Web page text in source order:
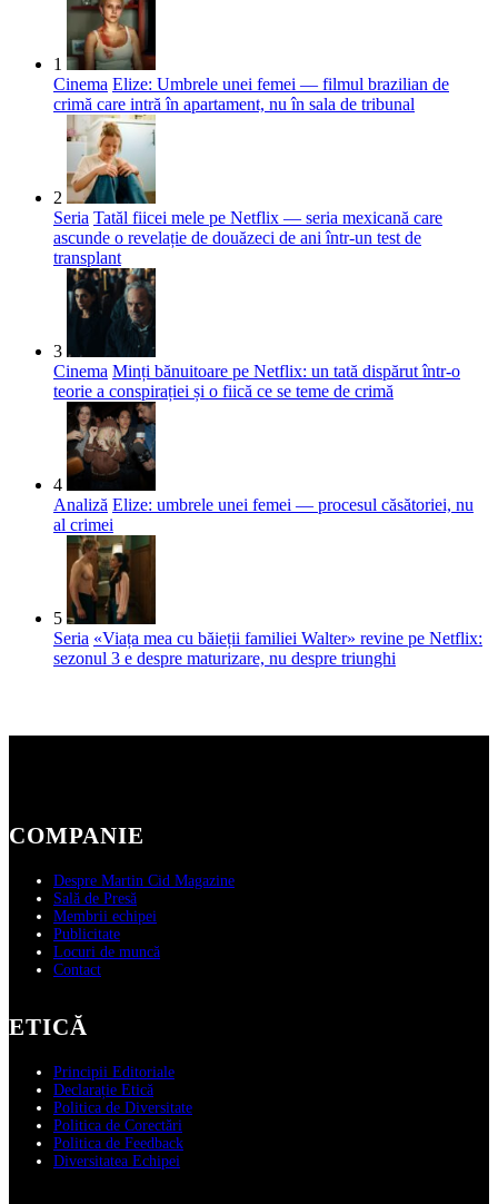
1
Cinema Elize: Umbrele unei femei — filmul brazilian de
crimă care intră în apartament, nu în sala de tribunal
2
Seria Tatăl fiicei mele pe Netflix — seria mexicană care
ascunde o revelație de douăzeci de ani într-un test de
transplant
3
Cinema Minți bănuitoare pe Netflix: un tată dispărut într-o
teorie a conspirației și o fiică ce se teme de crimă
4
Analiză Elize: umbrele unei femei — procesul căsătoriei, nu
al crimei
5
Seria «Viața mea cu băieții familiei Walter» revine pe Netflix:
sezonul 3 e despre maturizare, nu despre triunghi
COMPANIE
Despre Martin Cid Magazine
Sală de Presă
Membrii echipei
Publicitate
Locuri de muncă
Contact
ETICĂ
Principii Editoriale
Declarație Etică
Politica de Diversitate
Politica de Corectări
Politica de Feedback
Diversitatea Echipei